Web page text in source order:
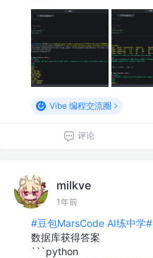
Vibe 编程交流圈
评论
milkve
1年前
#豆包MarsCode AI练中学#
数据库获得答案
```python